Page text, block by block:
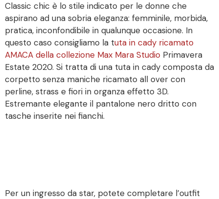
Classic chic è lo stile indicato per le donne che
aspirano ad una sobria eleganza: femminile, morbida,
pratica, inconfondibile in qualunque occasione. In
questo caso consigliamo la tuta in cady ricamato
AMACA della collezione Max Mara Studio Primavera
Estate 2020. Si tratta di una tuta in cady composta da
corpetto senza maniche ricamato all over con
perline, strass e fiori in organza effetto 3D.
Estremante elegante il pantalone nero dritto con
tasche inserite nei fianchi.
Per un ingresso da star, potete completare l’outfit